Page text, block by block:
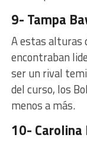
9- Tampa
A estas alturas
encontraban
ser un rival
del curso, los
menos a más.
10- Carolina